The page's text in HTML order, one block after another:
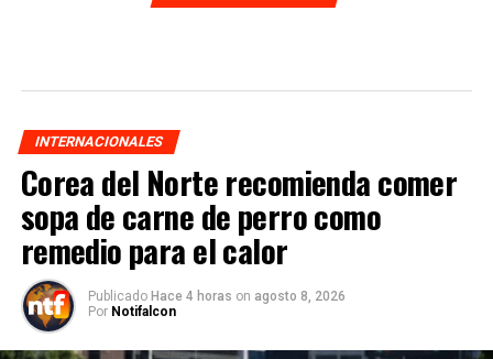
INTERNACIONALES
Corea del Norte recomienda comer
sopa de carne de perro como
remedio para el calor
Publicado Hace 4 horas on agosto 8, 2026
Por Notifalcon